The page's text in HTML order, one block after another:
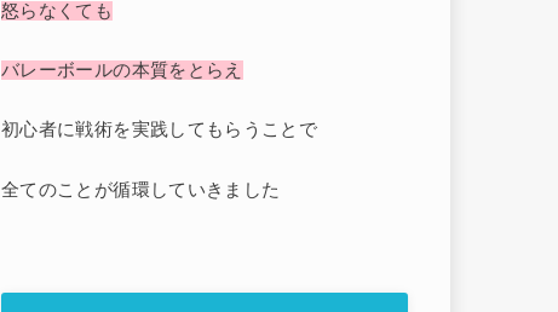
怒らなくても
バレーボールの本質をとらえ
初心者に戦術を実践してもらうことで
全てのことが循環していきました